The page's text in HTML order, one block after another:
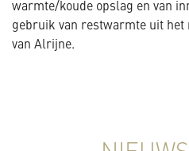
warmte/koude opslag en van
gebruik van restwarmte uit het
van Alrijne.